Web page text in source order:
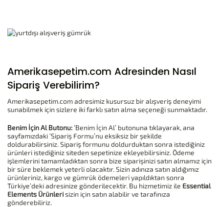
Amerikasepetim.com Adresinden Nasıl
Sipariş Verebilirim?
Amerikasepetim.com adresimiz kusursuz bir alışveriş deneyimi
sunabilmek için sizlere iki farklı satın alma seçeneği sunmaktadır.
Benim İçin Al Butonu: ‘Benim İçin Al’ butonuna tıklayarak, ana
sayfamızdaki ‘Sipariş Formu’nu eksiksiz bir şekilde
doldurabilirsiniz. Sipariş formunu doldurduktan sonra istediğiniz
ürünleri istediğiniz siteden sepetinize ekleyebilirsiniz. Ödeme
işlemlerini tamamladıktan sonra bize siparişinizi satın almamız için
bir süre beklemek yeterli olacaktır. Sizin adınıza satın aldığımız
ürünleriniz, kargo ve gümrük ödemeleri yapıldıktan sonra
Türkiye‘deki adresinize gönderilecektir. Bu hizmetimiz ile Essential
Elements Ürünlerisizin için satın alabilir ve tarafınıza
gönderebiliriz.